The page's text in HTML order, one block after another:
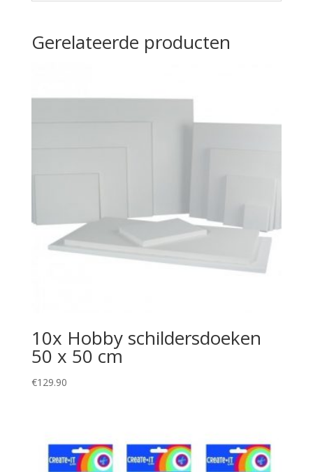
Gerelateerde producten
10x Hobby schildersdoeken
50 x 50 cm
€129.90